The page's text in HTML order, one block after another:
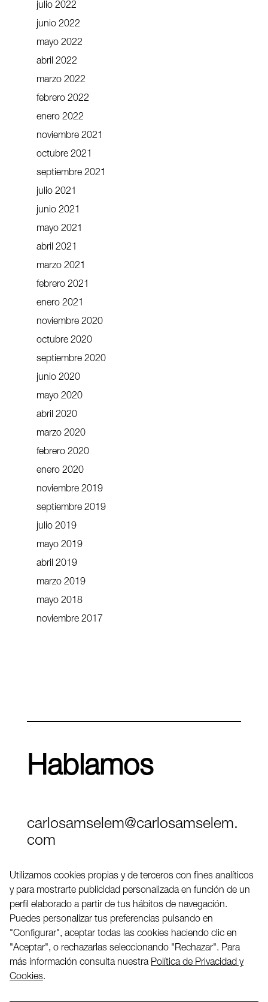
julio 2022
junio 2022
mayo 2022
abril 2022
marzo 2022
febrero 2022
enero 2022
noviembre 2021
octubre 2021
septiembre 2021
julio 2021
junio 2021
mayo 2021
abril 2021
marzo 2021
febrero 2021
enero 2021
noviembre 2020
octubre 2020
septiembre 2020
junio 2020
mayo 2020
abril 2020
marzo 2020
febrero 2020
enero 2020
noviembre 2019
septiembre 2019
julio 2019
mayo 2019
abril 2019
marzo 2019
mayo 2018
noviembre 2017
Hablamos
carlosamselem@carlosamselem.
com
Twitter
LinkedIN
2026 ©
Utilizamos cookies propias y de terceros con fines analíticos
y para mostrarte publicidad personalizada en función de un
perfil elaborado a partir de tus hábitos de navegación.
Puedes personalizar tus preferencias pulsando en
"Configurar", aceptar todas las cookies haciendo clic en
"Aceptar", o rechazarlas seleccionando "Rechazar". Para
más información consulta nuestra Política de Privacidad y
Cookies.